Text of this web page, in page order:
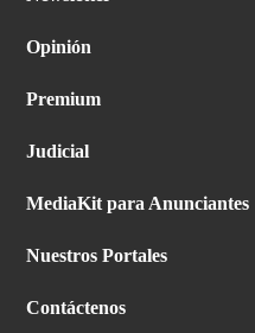
Opinión
Premium
Judicial
MediaKit para Anunciantes
Nuestros Portales
Contáctenos